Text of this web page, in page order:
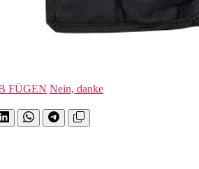
FÜGEN Nein, danke